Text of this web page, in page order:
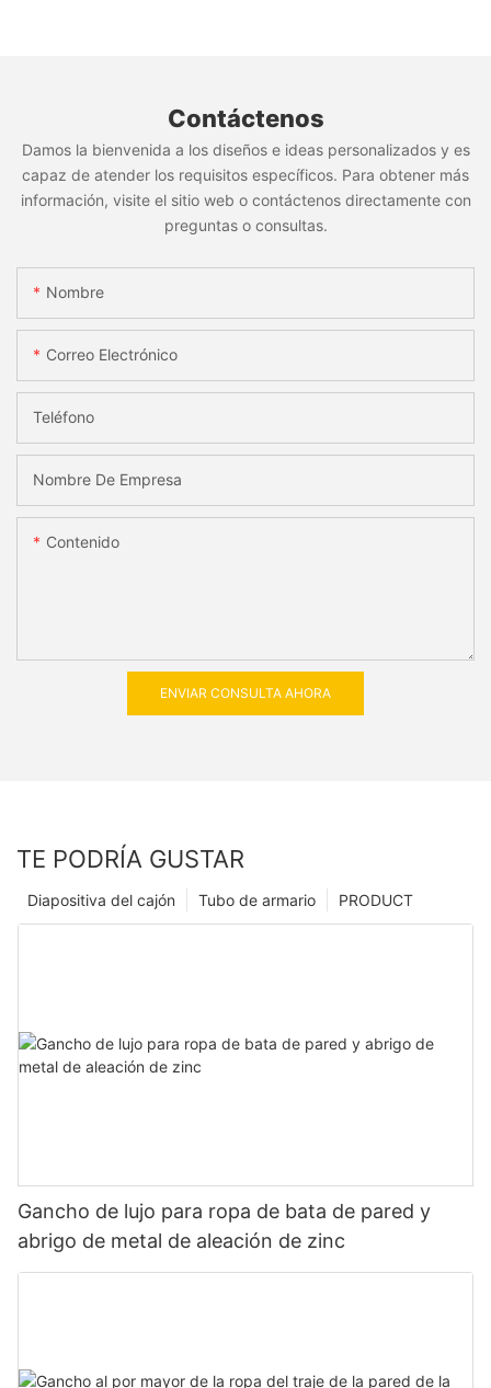
Contáctenos
Damos la bienvenida a los diseños e ideas personalizados y es
capaz de atender los requisitos específicos. Para obtener más
información, visite el sitio web o contáctenos directamente con
preguntas o consultas.
Nombre
Correo Electrónico
Teléfono
Nombre De Empresa
Contenido
ENVIAR CONSULTA AHORA
TE PODRÍA GUSTAR
PRODUCT
Tubo de armario
Diapositiva del cajón
Gancho de lujo para ropa de bata de pared y
abrigo de metal de aleación de zinc